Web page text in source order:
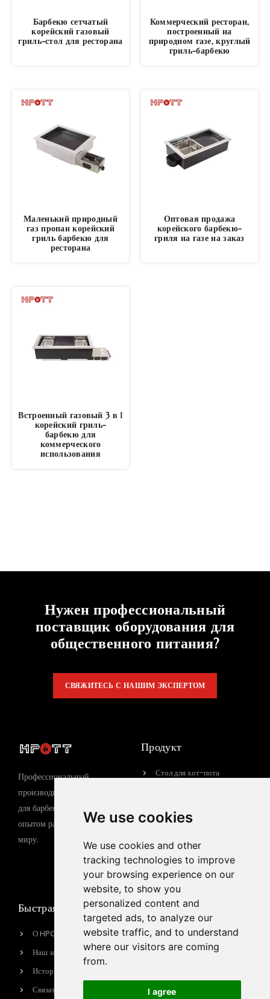
We use cookies
We use cookies and other
tracking technologies to improve
your browsing experience on our
website, to show you
personalized content and
targeted ads, to analyze our
website traffic, and to understand
where our visitors are coming
from.
I agree
Барбекю сетчатый
корейский газовый
гриль-стол для ресторана
Коммерческий ресторан,
построенный на
природном газе, круглый
гриль-барбекю
Маленький природный
газ пропан корейский
гриль барбекю для
ресторана
Оптовая продажа
корейского барбекю-
гриля на газе на заказ
Встроенный газовый 3 в 1
корейский гриль-
барбекю для
коммерческого
использования
Нужен профессиональный
поставщик оборудования для
общественного питания?
СВЯЖИТЕСЬ С НАШИМ ЭКСПЕРТОМ
Профессиональный
производитель оборудования
для барбекю с 15-летним
опытом работы по всему
миру.
Продукт
Стол для хот-пота
Газовый гриль-барбекю
барбекю
Индукционная плита
Быстрая ссылка
О HPOTT
Наш завод
История бренда
Связаться с нами
Контактная
информация
sales@hpott.com
+86 18928655213
Tianheba RD, район